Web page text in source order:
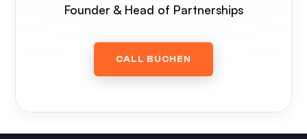
Founder & Head of Partnerships
CALL BUCHEN